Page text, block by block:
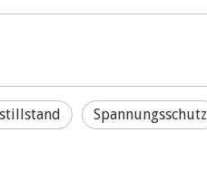
Spannungsschutz